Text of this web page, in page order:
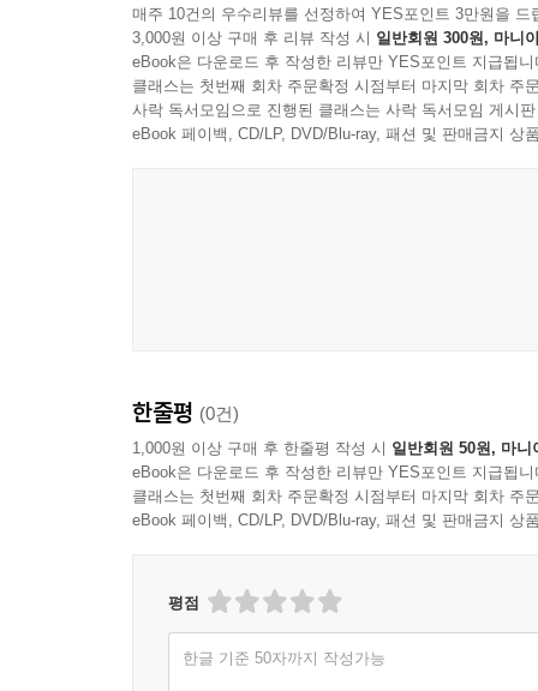
매주 10건의 우수리뷰를 선정하여 YES포인트 3만원을 드
3,000원 이상 구매 후 리뷰 작성 시 일반회원 300원, 마니
eBook은 다운로드 후 작성한 리뷰만 YES포인트 지급됩니
클래스는 첫번째 회차 주문확정 시점부터 마지막 회차 주
사락 독서모임으로 진행된 클래스는 사락 독서모임 게시
eBook 페이백, CD/LP, DVD/Blu-ray, 패션 및 판매금지 상
한줄평 (0건)
1,000원 이상 구매 후 한줄평 작성 시 일반회원 50원, 마니
eBook은 다운로드 후 작성한 리뷰만 YES포인트 지급됩니
클래스는 첫번째 회차 주문확정 시점부터 마지막 회차 주
eBook 페이백, CD/LP, DVD/Blu-ray, 패션 및 판매금지 상
평점
한글 기준 50자까지 작성가능